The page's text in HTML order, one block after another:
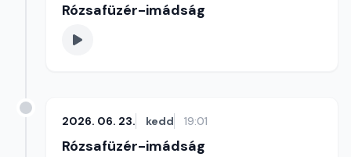
Rózsafüzér-imádság
2026. 06. 23. kedd 19:01
Rózsafüzér-imádság